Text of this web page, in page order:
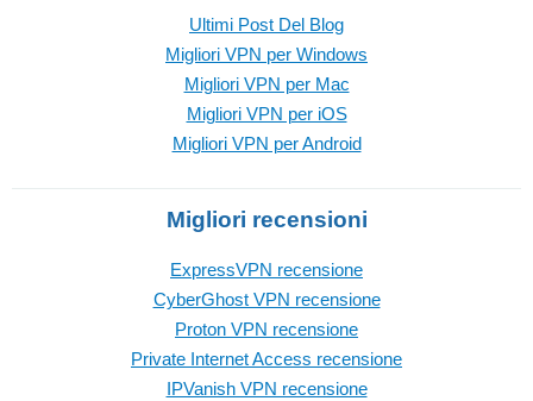
Ultimi Post Del Blog
Migliori VPN per Windows
Migliori VPN per Mac
Migliori VPN per iOS
Migliori VPN per Android
Migliori recensioni
ExpressVPN recensione
CyberGhost VPN recensione
Proton VPN recensione
Private Internet Access recensione
IPVanish VPN recensione